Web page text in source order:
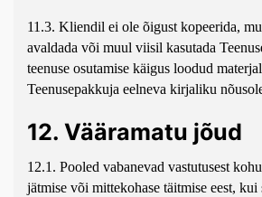
11.3. Kliendil ei ole õigust kopeerida,
avaldada või muul viisil kasutada
teenuse osutamise käigus loodud
Teenusepakkuja eelneva kirjaliku
12. Vääramatu jõud
12.1. Pooled vabanevad vastutusest
jätmise või mittekohase täitmise eest,